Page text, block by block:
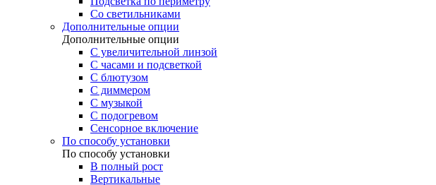
Со светильниками
Дополнительные опции
Дополнительные опции
C увеличительной линзой
C часами и подсветкой
С блютузом
С диммером
С музыкой
С подогревом
Сенсорное включение
По способу установки
По способу установки
В полный рост
Вертикальные